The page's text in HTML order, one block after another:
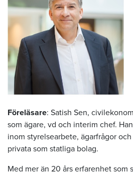
Föreläsare: Satish Sen,
som ägare, vd och interim chef.
inom styrelsearbete, ägarfrågor
privata som statliga bolag.
Med mer än 20 års erfarenhet som